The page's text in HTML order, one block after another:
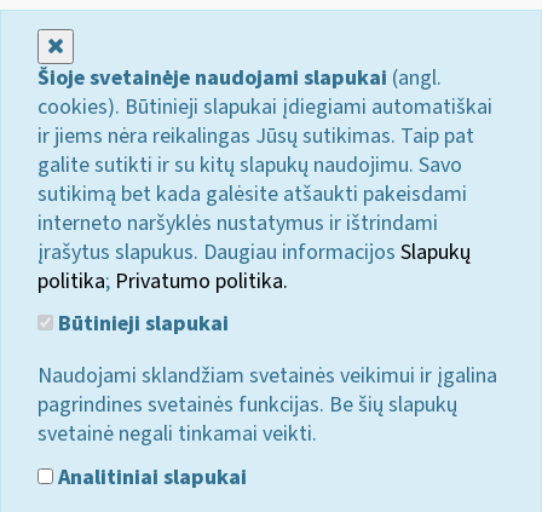
Šioje svetainėje naudojami slapukai (angl.
cookies). Būtinieji slapukai įdiegiami automatiškai
ir jiems nėra reikalingas Jūsų sutikimas. Taip pat
galite sutikti ir su kitų slapukų naudojimu. Savo
sutikimą bet kada galėsite atšaukti pakeisdami
interneto naršyklės nustatymus ir ištrindami
įrašytus slapukus. Daugiau informacijos Slapukų
politika; Privatumo politika.
Būtinieji slapukai
Naudojami sklandžiam svetainės veikimui ir įgalina
pagrindines svetainės funkcijas. Be šių slapukų
svetainė negali tinkamai veikti.
Analitiniai slapukai